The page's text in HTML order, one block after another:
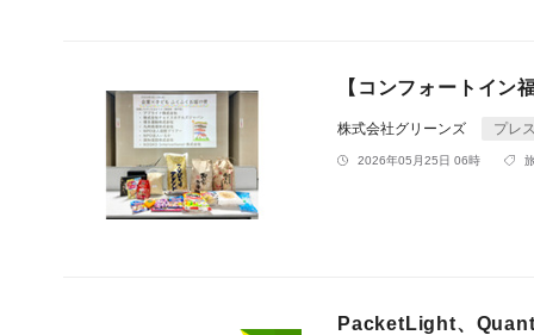
【コンフォートイン
株式会社グリーンズ プレ
2026年05月25日 06時
PacketLight、